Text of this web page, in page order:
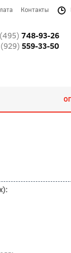
Контакты
(495) 748-93-26
(929) 559-33-50